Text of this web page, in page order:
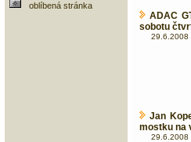
oblíbená stránka
ADAC
sobotu
29.6.2008
Jan
mostku na
29.6.2008